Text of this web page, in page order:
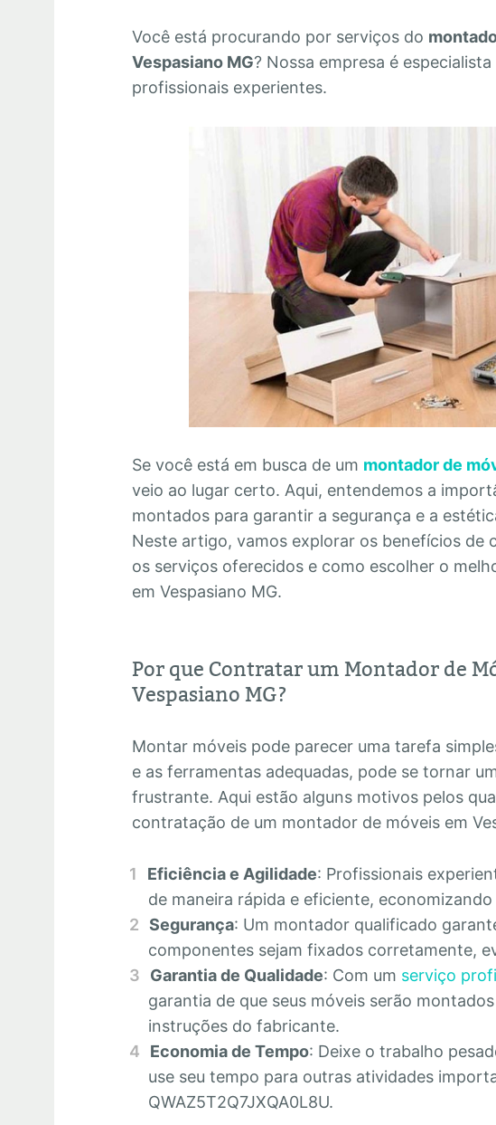
Você está procurando por serviços do
Vespasiano MG? Nossa empresa é
profissionais experientes.
Se você está em busca de um montador de
veio ao lugar certo. Aqui, entendemos a
montados para garantir a segurança e a
Neste artigo, vamos explorar os benefícios de
os serviços oferecidos e como escolher o
em Vespasiano MG.
Por que Contratar um Montador de
Vespasiano MG?
Montar móveis pode parecer uma tarefa
e as ferramentas adequadas, pode se tornar
frustrante. Aqui estão alguns motivos pelos
contratação de um montador de móveis em
Eficiência e Agilidade: Profissionais
de maneira rápida e eficiente,
Segurança: Um montador qualificado
componentes sejam fixados corretamente,
Garantia de Qualidade: Com um serviço
garantia de que seus móveis serão
instruções do fabricante.
Economia de Tempo: Deixe o trabalho
use seu tempo para outras atividades
QWAZ5T2Q7JXQA0L8U.